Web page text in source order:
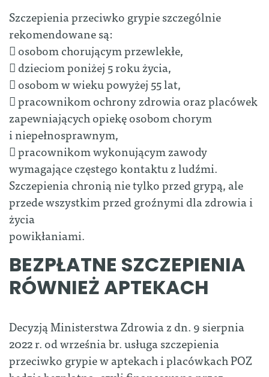
Szczepienia przeciwko grypie szczególnie
rekomendowane są:
 osobom chorującym przewlekłe,
 dzieciom poniżej 5 roku życia,
 osobom w wieku powyżej 55 lat,
 pracownikom ochrony zdrowia oraz placówek
zapewniających opiekę osobom chorym
i niepełnosprawnym,
 pracownikom wykonującym zawody
wymagające częstego kontaktu z ludźmi.
Szczepienia chronią nie tylko przed grypą, ale
przede wszystkim przed groźnymi dla zdrowia i
życia
powikłaniami.
BEZPŁATNE SZCZEPIENIA
RÓWNIEŻ APTEKACH
Decyzją Ministerstwa Zdrowia z dn. 9 sierpnia
2022 r. od września br. usługa szczepienia
przeciwko grypie w aptekach i placówkach POZ